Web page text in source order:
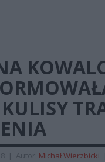
| Autor: Michał Wierzbicki